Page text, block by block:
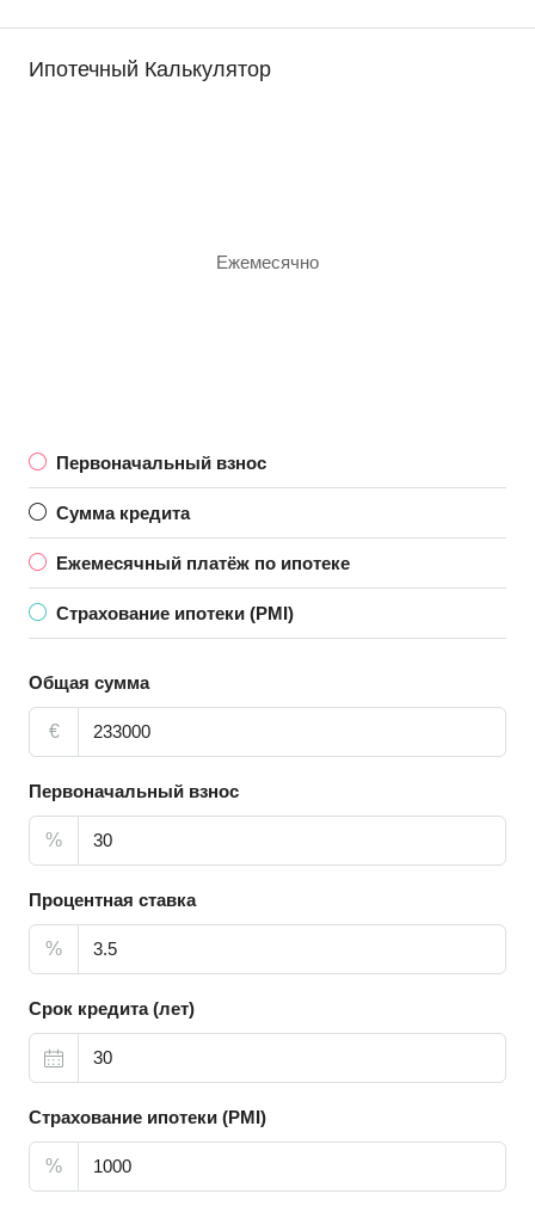
Ипотечный Калькулятор
Ежемесячно
Первоначальный взнос
Сумма кредита
Ежемесячный платёж по ипотеке
Страхование ипотеки (PMI)
Общая сумма
€
Первоначальный взнос
%
Процентная ставка
%
Срок кредита (лет)
Страхование ипотеки (PMI)
%